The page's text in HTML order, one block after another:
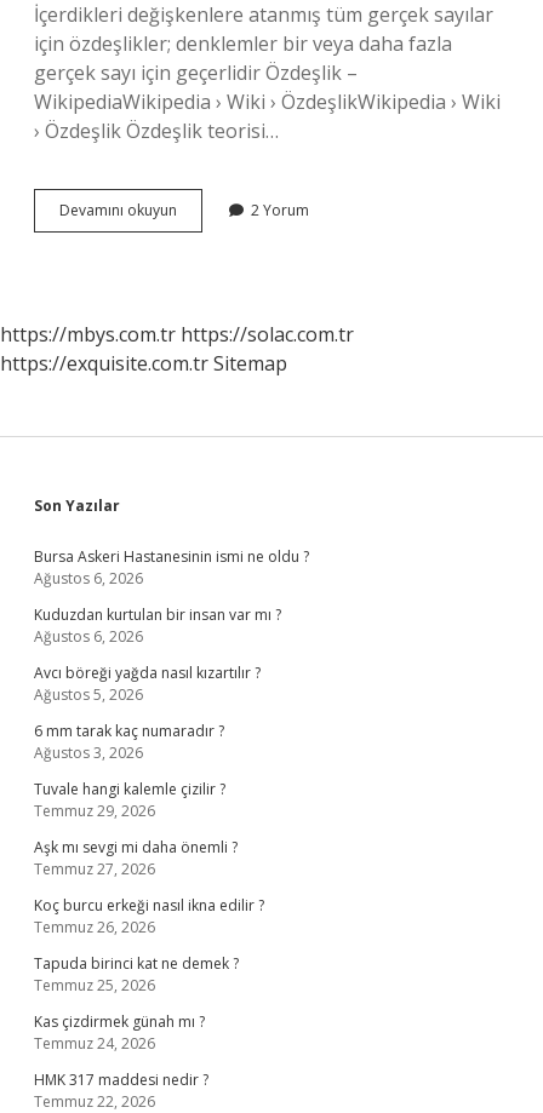
İçerdikleri değişkenlere atanmış tüm gerçek sayılar
için özdeşlikler; denklemler bir veya daha fazla
gerçek sayı için geçerlidir Özdeşlik –
WikipediaWikipedia › Wiki › ÖzdeşlikWikipedia › Wiki
› Özdeşlik Özdeşlik teorisi…
Devamını okuyun Özdeşlik
Nedir
2 Yorum
https://mbys.com.tr https://solac.com.tr
https://exquisite.com.trSitemap
Sidebar
Son Yazılar
Bursa Askeri Hastanesinin ismi ne oldu ?
Ağustos 6, 2026
Kuduzdan kurtulan bir insan var mı ?
Ağustos 6, 2026
Avcı böreği yağda nasıl kızartılır ?
Ağustos 5, 2026
6 mm tarak kaç numaradır ?
Ağustos 3, 2026
Tuvale hangi kalemle çizilir ?
Temmuz 29, 2026
Aşk mı sevgi mi daha önemli ?
Temmuz 27, 2026
Koç burcu erkeği nasıl ikna edilir ?
Temmuz 26, 2026
Tapuda birinci kat ne demek ?
Temmuz 25, 2026
Kas çizdirmek günah mı ?
Temmuz 24, 2026
HMK 317 maddesi nedir ?
Temmuz 22, 2026